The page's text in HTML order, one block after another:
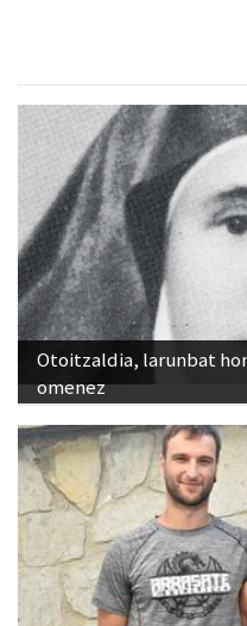
Otoitzaldia, larunbat
omenez